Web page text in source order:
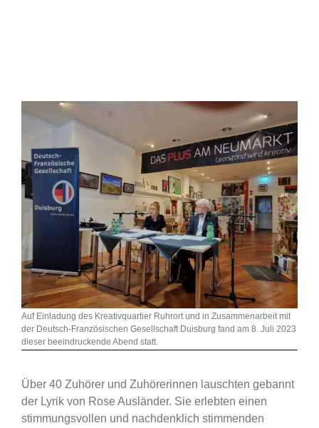
Auf Einladung des Kreativquartier Ruhrort und in Zusammenarbeit mit
der Deutsch-Französischen Gesellschaft Duisburg fand am 8. Juli 2023
dieser beeindruckende Abend statt.
Über 40 Zuhörer und Zuhörerinnen lauschten gebannt
der Lyrik von Rose Ausländer. Sie erlebten einen
stimmungsvollen und nachdenklich stimmenden